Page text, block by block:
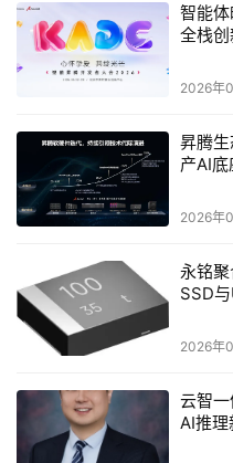
智能
全栈
2026年
昇腾
产AI
2026年
永铭
SSD
2026年
云智
AI推理